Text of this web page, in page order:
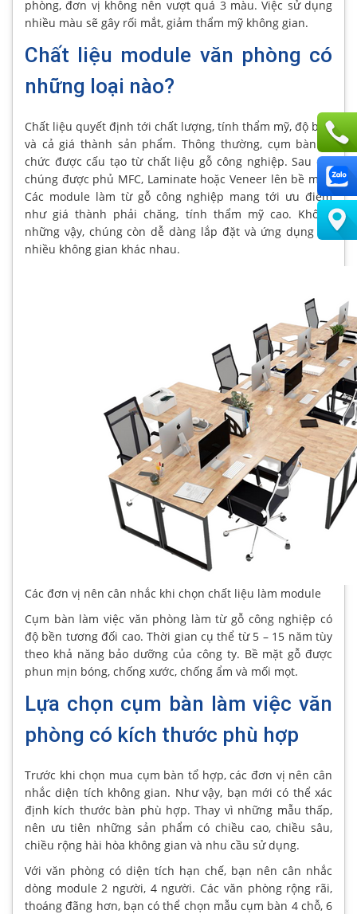
phòng, đơn vị không nên vượt quá 3 màu. Việc sử dụng
nhiều màu sẽ gây rối mắt, giảm thẩm mỹ không gian.
Chất liệu module văn phòng có
những loại nào?
Chất liệu quyết định tới chất lượng, tính thẩm mỹ, độ bền
và cả giá thành sản phẩm. Thông thường, cụm bàn tổ
chức được cấu tạo từ chất liệu gỗ công nghiệp. Sau đó,
chúng được phủ MFC, Laminate hoặc Veneer lên bề mặt.
Các module làm từ gỗ công nghiệp mang tới ưu điểm
như giá thành phải chăng, tính thẩm mỹ cao. Không
những vậy, chúng còn dễ dàng lắp đặt và ứng dụng tại
nhiều không gian khác nhau.
Các đơn vị nên cân nhắc khi chọn chất liệu làm module
Cụm bàn làm việc văn phòng làm từ gỗ công nghiệp có
độ bền tương đối cao. Thời gian cụ thể từ 5 – 15 năm tùy
theo khả năng bảo dưỡng của công ty. Bề mặt gỗ được
phun mịn bóng, chống xước, chống ẩm và mối mọt.
Lựa chọn cụm bàn làm việc văn
phòng có kích thước phù hợp
Trước khi chọn mua cụm bàn tổ hợp, các đơn vị nên cân
nhắc diện tích không gian. Như vậy, bạn mới có thể xác
định kích thước bàn phù hợp. Thay vì những mẫu thấp,
nên ưu tiên những sản phẩm có chiều cao, chiều sâu,
chiều rộng hài hòa không gian và nhu cầu sử dụng.
Với văn phòng có diện tích hạn chế, bạn nên cân nhắc
dòng module 2 người, 4 người. Các văn phòng rộng rãi,
thoáng đãng hơn, bạn có thể chọn mẫu cụm bàn 4 chỗ, 6